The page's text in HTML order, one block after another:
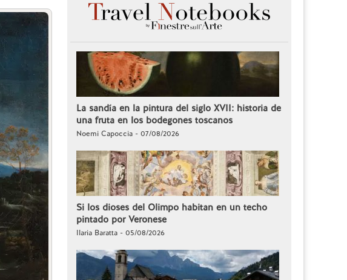
La sandía en la pintura del siglo XVII: historia de
una fruta en los bodegones toscanos
Noemi Capoccia - 07/08/2026
Si los dioses del Olimpo habitan en un techo
pintado por Veronese
Ilaria Baratta - 05/08/2026